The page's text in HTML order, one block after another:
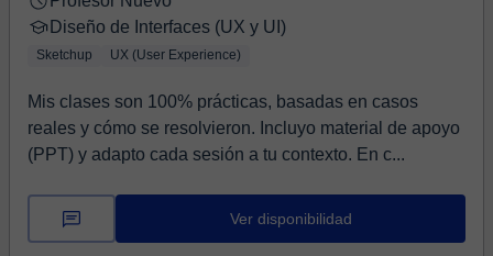
Diseño de Interfaces (UX y UI)
Sketchup UX (User Experience)
Mis clases son 100% prácticas, basadas en casos
reales y cómo se resolvieron. Incluyo material de apoyo
(PPT) y adapto cada sesión a tu contexto. En c...
Ver disponibilidad